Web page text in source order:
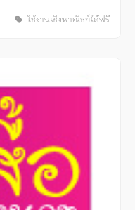
ใช้งานเชิงพาณิชย์ได้ฟรี